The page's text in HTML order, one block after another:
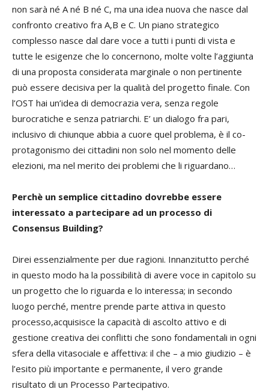
non sarà né A né B né C, ma una idea nuova che nasce dal
confronto creativo fra A,B e C. Un piano strategico
complesso nasce dal dare voce a tutti i punti di vista e
tutte le esigenze che lo concernono, molte volte l’aggiunta
di una proposta considerata marginale o non pertinente
può essere decisiva per la qualità del progetto finale. Con
l’OST hai un’idea di democrazia vera, senza regole
burocratiche e senza patriarchi. E’ un dialogo fra pari,
inclusivo di chiunque abbia a cuore quel problema, è il co-
protagonismo dei cittadini non solo nel momento delle
elezioni, ma nel merito dei problemi che li riguardano…
Perchè un semplice cittadino dovrebbe essere
interessato a partecipare ad un processo di
Consensus Building?
Direi essenzialmente per due ragioni. Innanzitutto perché
in questo modo ha la possibilità di avere voce in capitolo su
un progetto che lo riguarda e lo interessa; in secondo
luogo perché, mentre prende parte attiva in questo
processo,acquisisce la capacità di ascolto attivo e di
gestione creativa dei conflitti che sono fondamentali in ogni
sfera della vitasociale e affettiva: il che – a mio giudizio – è
l’esito più importante e permanente, il vero grande
risultato di un Processo Partecipativo.